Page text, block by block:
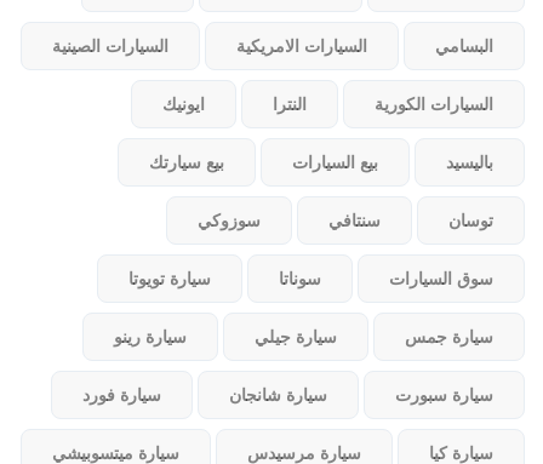
البسامي السيارات الامريكية السيارات الصينية
السيارات الكورية النترا ايونيك
باليسيد بيع السيارات بيع سيارتك
توسان سنتافي سوزوكي
سوق السيارات سوناتا سيارة تويوتا
سيارة جمس سيارة جيلي سيارة رينو
سيارة سبورت سيارة شانجان سيارة فورد
سيارة كيا سيارة مرسيدس سيارة ميتسوبيشي